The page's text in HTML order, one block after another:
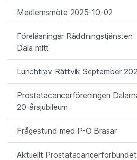
Medlemsmöte 2025-10-02
Föreläsningar Räddningstjänsten
Dala mitt
Lunchtrav Rättvik September
Prostatacancerföreningen
20-årsjubileum
Frågestund med P-O Brasar
Aktuellt Prostatacancerförbundet